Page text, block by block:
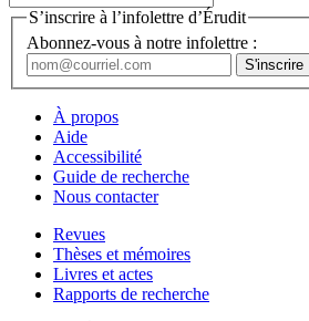
S’inscrire à l’infolettre d’Érudit
Abonnez-vous à notre infolettre :
À propos
Aide
Accessibilité
Guide de recherche
Nous contacter
Revues
Thèses et mémoires
Livres et actes
Rapports de recherche